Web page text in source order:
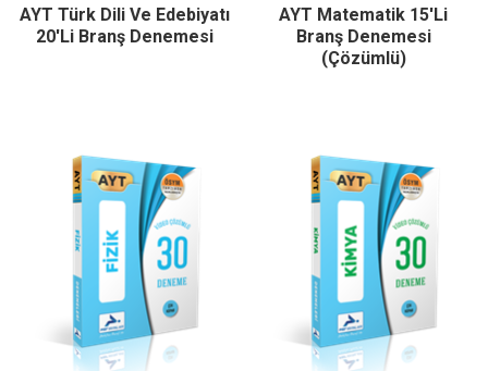
AYT Türk Dili Ve Edebiyatı
20'li Branş Denemesi
AYT Matematik 15'li
Branş Denemesi
(Çözümlü)